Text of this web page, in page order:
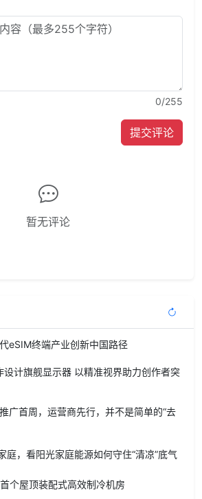
0/255
提交评论
暂无评论
eSIM终端产业创新中国路径
设计旗舰显示器 以精准视界助力创作者突
广首周，运营商先行，并不是简单的“去
庭，看阳光家庭能源如何守住“清凉”底气
个屋顶装配式高效制冷机房